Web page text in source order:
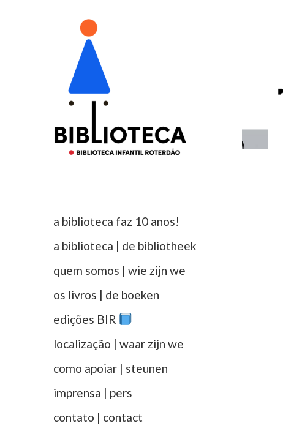
a biblioteca faz 10 anos!
a biblioteca | de bibliotheek
quem somos | wie zijn we
os livros | de boeken
edições BIR
localização | waar zijn we
como apoiar | steunen
imprensa | pers
contato | contact